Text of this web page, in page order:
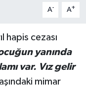
A- A+
hapis cezası
yanında
var. Vız gelir
mimar